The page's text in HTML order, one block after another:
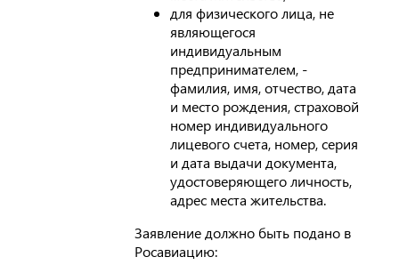
для физического лица, не
являющегося
индивидуальным
предпринимателем, -
фамилия, имя, отчество, дата
и место рождения, страховой
номер индивидуального
лицевого счета, номер, серия
и дата выдачи документа,
удостоверяющего личность,
адрес места жительства.
Заявление должно быть подано в
Росавиацию: